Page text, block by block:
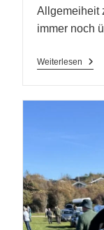
Allgemeiheit
immer noch
Weiterlesen